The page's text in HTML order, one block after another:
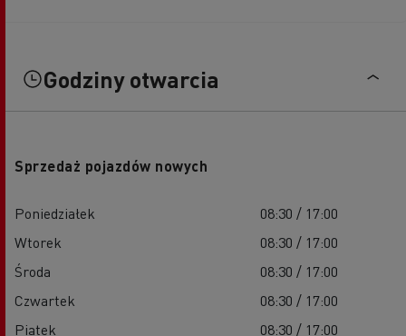
Godziny otwarcia
Sprzedaż pojazdów nowych
Poniedziałek
08:30 / 17:00
Wtorek
08:30 / 17:00
Środa
08:30 / 17:00
Czwartek
08:30 / 17:00
Piątek
08:30 / 17:00